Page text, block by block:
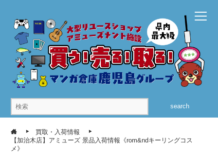
search
買取・入荷情報
【加治木店】アミューズ 景品入荷情報《rom&ndキーリングコス
メ》